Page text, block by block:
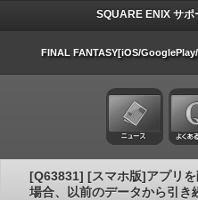
SQUARE ENIX サポ
FINAL FANTASY[iOS/
[Q63831] [スマホ版]アプリ
場合、以前のデータから引き